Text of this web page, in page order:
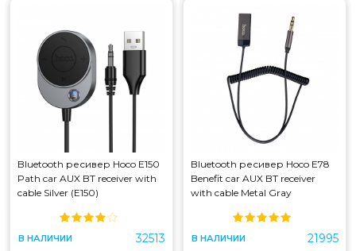
Bluetooth ресивер Hoco E150
Path car AUX BT receiver with
cable Silver (E150)
В НАЛИЧИИ 32513
Bluetooth ресивер Hoco E78
Benefit car AUX BT receiver
with cable Metal Gray
В НАЛИЧИИ 21995